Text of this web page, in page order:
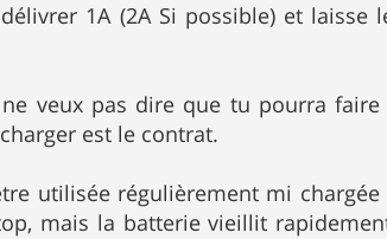
1A (2A Si possible) et laisse
veux pas dire que tu pourra
est le contrat.
utilisée régulièrement mi
mais la batterie vieillit